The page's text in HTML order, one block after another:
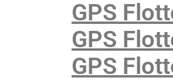
GPS
GPS
GPS